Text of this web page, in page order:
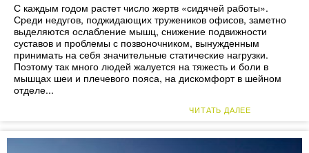
С каждым годом растет число жертв «сидячей работы».
Среди недугов, поджидающих тружеников офисов, заметно
выделяются ослабление мышц, снижение подвижности
суставов и проблемы с позвоночником, вынужденным
принимать на себя значительные статические нагрузки.
Поэтому так много людей жалуется на тяжесть и боли в
мышцах шеи и плечевого пояса, на дискомфорт в шейном
отделе...
ЧИТАТЬ ДАЛЕЕ